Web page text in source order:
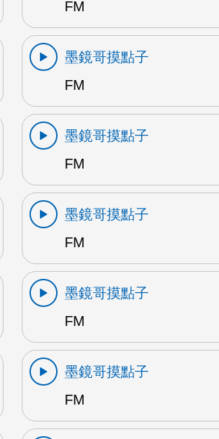
FM
墨鏡哥摸點子
FM
墨鏡哥摸點子
FM
墨鏡哥摸點子
FM
墨鏡哥摸點子
FM
墨鏡哥摸點子
FM